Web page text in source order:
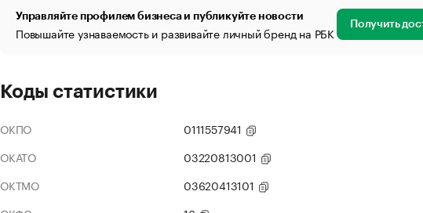
Управляйте профилем бизнеса и публикуйте новости
Повышайте узнаваемость и развивайте личный бренд на РБК Получить
Коды статистики
ОКПО
0111557941
ОКАТО
03220813001
ОКТМО
03620413101